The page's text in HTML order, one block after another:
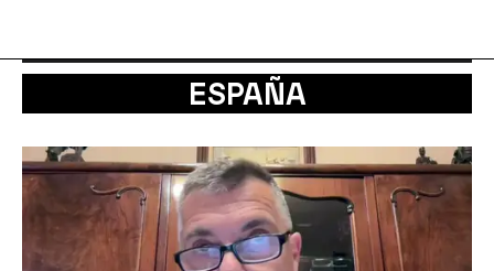
ESPAÑA